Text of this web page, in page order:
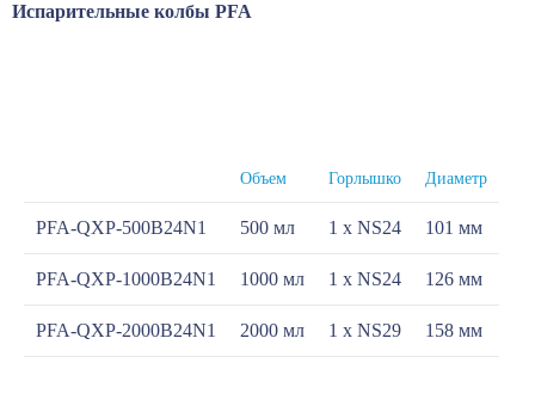
Испарительные колбы PFA
Объем Горлышко Диаметр
PFA-QXP-500B24N1 500 мл 1 х NS24 101 мм
PFA-QXP-1000B24N1 1000 мл 1 х NS24 126 мм
PFA-QXP-2000B24N1 2000 мл 1 х NS29 158 мм